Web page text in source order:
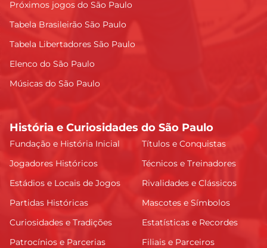
Lucas Moura
Bobadilla
Rafael
6.78
Próximos jogos do São Paulo
Tabela Brasileirão São Paulo
Tabela Libertadores São Paulo
Elenco do São Paulo
Músicas do São Paulo
História e Curiosidades do São Paulo
Fundação e História Inicial
Títulos e Conquistas
Jogadores Históricos
Técnicos e Treinadores
Estádios e Locais de Jogos
Rivalidades e Clássicos
Partidas Históricas
Mascotes e Símbolos
Curiosidades e Tradições
Estatísticas e Recordes
Patrocínios e Parcerias
Filiais e Parceiros